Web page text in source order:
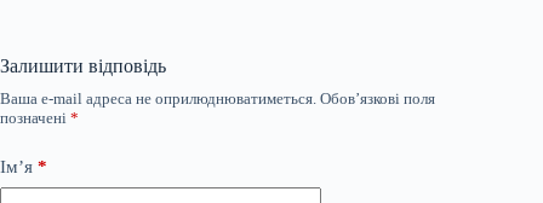
Залишити відповідь
Ваша e-mail адреса не оприлюднюватиметься. Обов’язкові поля
позначені *
Ім’я *